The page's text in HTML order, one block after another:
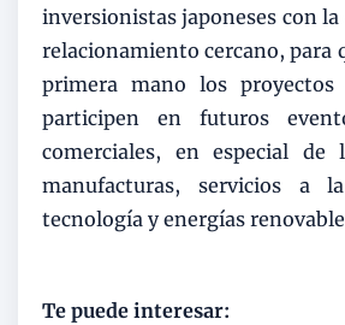
inversionistas japoneses con
relacionamiento cercano, para
primera mano los
participen en futuros
comerciales, en especial de
manufacturas, servicios a
tecnología y energías
Te puede interesar: